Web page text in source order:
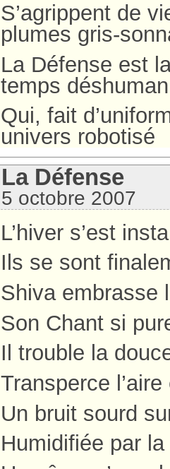
S’agrippent de
plumes gris-
La Défense est
temps
Qui, fait
univers robotisé
La Défense
5 octobre 2007
L’hiver s’est
Ils se sont
Shiva embrasse
Son Chant si
Il trouble la
Transperce
Un bruit sourd
Humidifiée par